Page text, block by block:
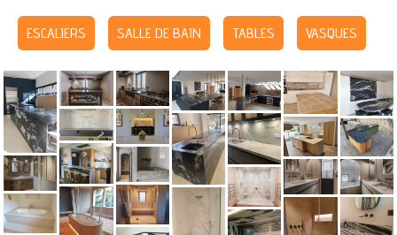
ESCALIERS SALLE DE BAIN TABLES VASQUES